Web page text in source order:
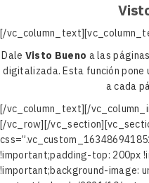
[/
Dale Visto Bueno a las
digitalizada. Esta función pone
a cada
[/vc_column_text][/
[/vc_row][/
!important;padding-top: 200px
!important;background-image: